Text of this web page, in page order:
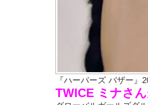
『ハーパーズ バザー
TWICE ミナさ